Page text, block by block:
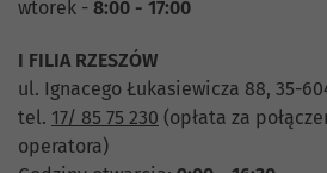
wtorek - 8:00 - 17:00
I FILIA RZESZÓW
ul. Ignacego Łukasiewicza 88, 35-
tel. 17/ 85 75 230 (opłata za
operatora)